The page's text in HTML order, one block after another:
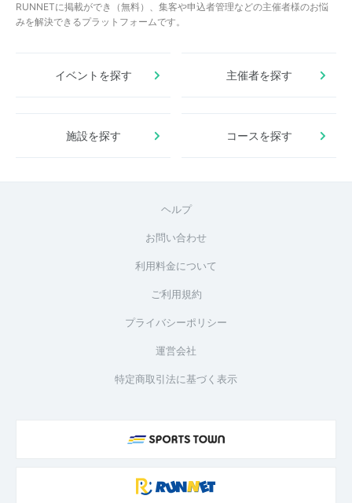
RUNNETに掲載ができ（無料）、集客や申込者管理などの主催者様のお悩
みを解決できるプラットフォームです。
イベントを探す 主催者を探す
施設を探す コースを探す
ヘルプ
お問い合わせ
利用料金について
ご利用規約
プライバシーポリシー
運営会社
特定商取引法に基づく表示